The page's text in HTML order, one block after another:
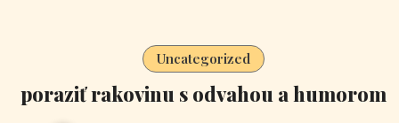
Uncategorized
poraziť rakovinu s odvahou a humorom